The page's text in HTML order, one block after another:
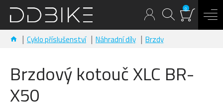
0
Cyklo příslušenství Náhradní díly Brzdy
Brzdový kotouč XLC BR-
X50